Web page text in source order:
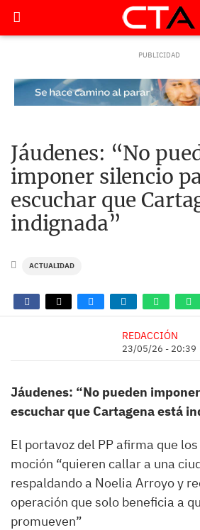
Jáudenes: “No
imponer silencio
escuchar que
indignada”
ACTUALIDAD
REDACCIÓN
23/05/26 - 20:39
Jáudenes: “No pueden
escuchar que Cartagena está
El portavoz del PP afirma que
moción “quieren callar a una
respaldando a Noelia Arroyo y
operación que solo beneficia a
promueven”